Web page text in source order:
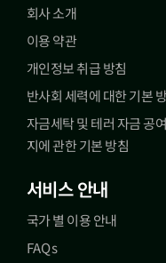
회사 소개
이용 약관
개인정보 취급 방침
반사회 세력에 대한 기본
자금세탁 및 테러 자금 공
지에 관한 기본 방침
서비스 안내
국가 별 이용 안내
FAQs